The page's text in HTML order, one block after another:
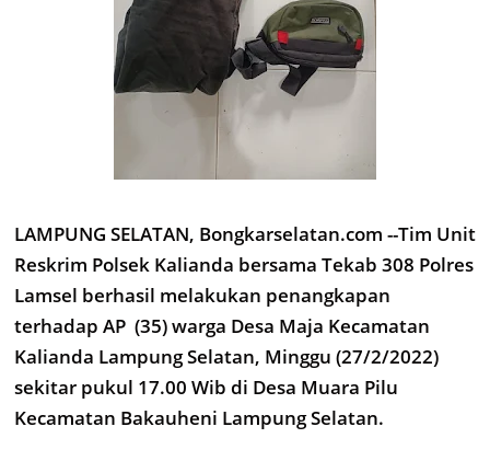
LAMPUNG SELATAN, Bongkarselatan.com --Tim Unit
Reskrim Polsek Kalianda bersama Tekab 308 Polres
Lamsel berhasil melakukan penangkapan
terhadap AP (35) warga Desa Maja Kecamatan
Kalianda Lampung Selatan, Minggu (27/2/2022)
sekitar pukul 17.00 Wib di Desa Muara Pilu
Kecamatan Bakauheni Lampung Selatan.